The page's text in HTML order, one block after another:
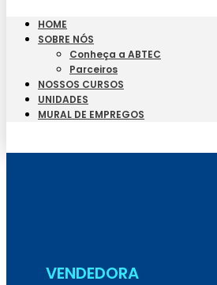
HOME
SOBRE NÓS
Conheça a ABTEC
Parceiros
NOSSOS CURSOS
UNIDADES
MURAL DE EMPREGOS
VENDEDORA